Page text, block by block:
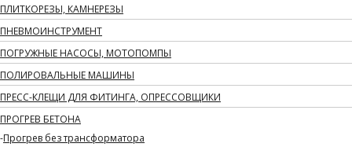
ПЛИТКОРЕЗЫ, КАМНЕРЕЗЫ
ПНЕВМОИНСТРУМЕНТ
ПОГРУЖНЫЕ НАСОСЫ, МОТОПОМПЫ
ПОЛИРОВАЛЬНЫЕ МАШИНЫ
ПРЕСС-КЛЕЩИ ДЛЯ ФИТИНГА, ОПРЕССОВЩИКИ
ПРОГРЕВ БЕТОНА
Прогрев без трансформатора